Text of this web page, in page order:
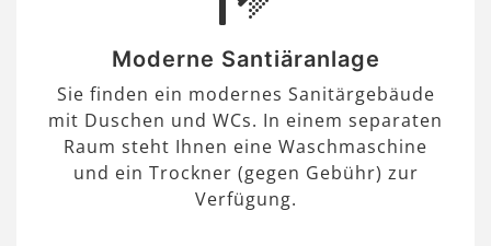
Moderne Santiäranlage
Sie finden ein modernes Sanitärgebäude
mit Duschen und WCs. In einem separaten
Raum steht Ihnen eine Waschmaschine
und ein Trockner (gegen Gebühr) zur
Verfügung.